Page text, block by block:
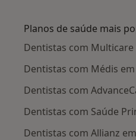
Planos de saúde mais
Dentistas com Multicare
Dentistas com Médis
Dentistas com
Dentistas com Saúde
Dentistas com Allianz